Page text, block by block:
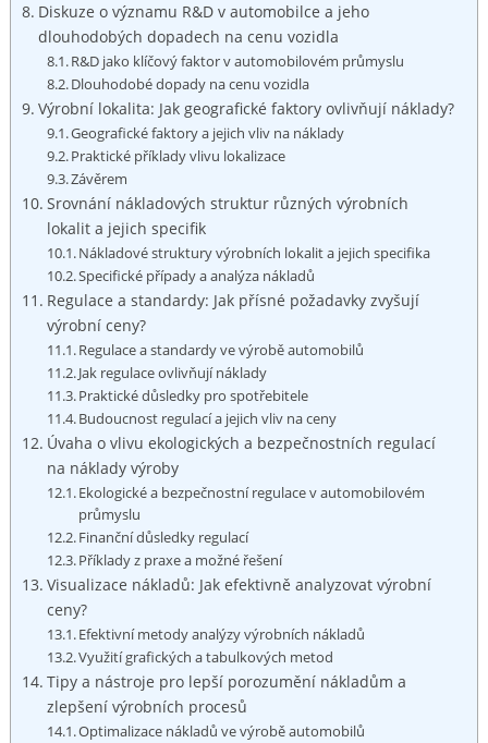
Diskuze o významu‌ R&D v automobilce a jeho
dlouhodobých dopadech na cenu vozidla
R&D jako klíčový faktor v automobilovém průmyslu
Dlouhodobé dopady na cenu vozidla
Výrobní lokalita: ⁢Jak geografické faktory ovlivňují náklady?
Geografické faktory a jejich vliv na náklady
Praktické příklady vlivu lokalizace
Závěrem
Srovnání nákladových ⁣struktur různých výrobních
‌lokalit a jejich specifik
Nákladové struktury výrobních lokalit a jejich specifika
Specifické případy a analýza nákladů
Regulace a standardy: Jak přísné požadavky zvyšují
výrobní ceny?
Regulace a standardy ve výrobě automobilů
Jak regulace ovlivňují náklady
Praktické důsledky pro spotřebitele
Budoucnost‌ regulací a jejich vliv na ceny
Úvaha o vlivu ekologických a bezpečnostních‌ regulací
na ​náklady výroby
Ekologické a bezpečnostní regulace v automobilovém
průmyslu
Finanční důsledky regulací
Příklady z praxe a možné řešení
Visualizace nákladů: Jak efektivně analyzovat výrobní
ceny?
Efektivní metody analýzy výrobních nákladů
Využití grafických a tabulkových ‍metod
Tipy⁢ a ‌nástroje pro lepší porozumění​ nákladům a
zlepšení ​výrobních procesů
Optimalizace nákladů ve výrobě automobilů